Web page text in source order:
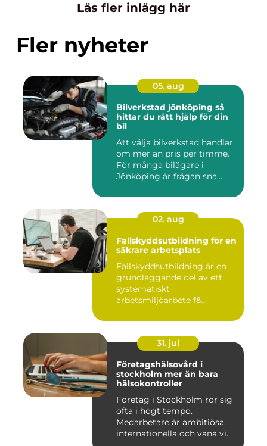
Läs fler inlägg här
Fler nyheter
05. aug
Bilverkstad jönköping så
hittar du rätt hjälp för din
bil
Att välja bilverkstad handlar
om mer än pris per timme.
För många bilägare i
Jönköping är frågan sna...
02. aug
Fallskyddsutbildning för en
säkrare arbetsplats
Fallskyddsutbildning är en
grundläggande del av ett
systematiskt
arbetsmiljöarbete f&...
31. jul
Företagshälsovård i
stockholm mer än bara
hälsokontroller
Företag i Stockholm rör sig
ofta i högt tempo.
Medarbetare är ambitiösa,
internationella och vana vi...